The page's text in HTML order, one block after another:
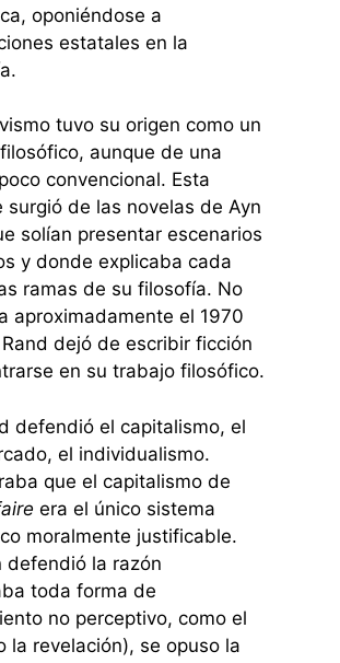
oponiéndose a
estatales en la
tuvo su origen como un
aunque de una
convencional. Esta
surgió de las novelas de Ayn
solían presentar escenarios
y donde explicaba cada
ramas de su filosofía. No
aproximadamente el 1970
dejó de escribir ficción
en su trabajo filosófico.
defendió el capitalismo, el
el individualismo.
que el capitalismo de
era el único sistema
moralmente justificable.
defendió la razón
toda forma de
no perceptivo, como el
la revelación), se opuso la